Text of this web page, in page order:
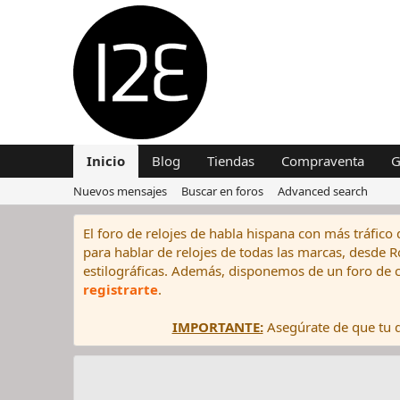
Inicio Blog Tiendas Compraventa
Nuevos mensajes Buscar en foros Advanced search
El foro de relojes de habla hispana con más
para hablar de relojes de todas las marcas, desde
estilográficas. Además, disponemos de un foro
registrarte.
IMPORTANTE:Asegúrate de que tu